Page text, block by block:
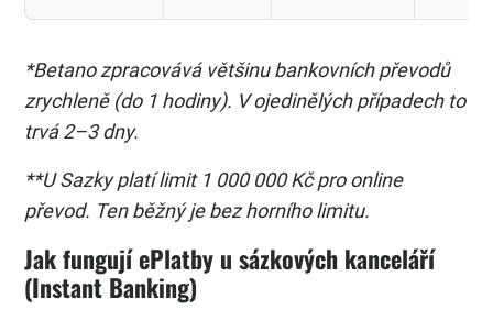
*Betano zpracovává většinu bankovních převodů
zrychleně (do 1 hodiny). V ojedinělých případech to
trvá 2–3 dny.
**U Sazky platí limit 1 000 000 Kč pro online
převod. Ten běžný je bez horního limitu.
Jak fungují ePlatby u sázkových kanceláří
(Instant Banking)